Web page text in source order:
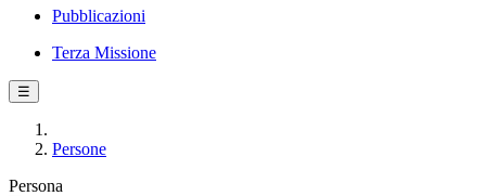
Pubblicazioni
Terza Missione
☰
Persone
Persona